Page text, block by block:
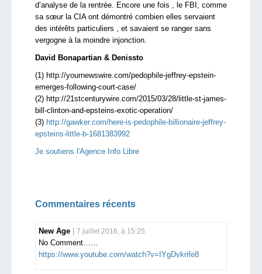
d’analyse de la rentrée. Encore une fois , le FBI, comme
sa sœur la CIA ont démontré combien elles servaient
des intérêts particuliers , et savaient se ranger sans
vergogne à la moindre injonction.
David Bonapartian & Denissto
(1) http://yournewswire.com/pedophile-jeffrey-epstein-
emerges-following-court-case/
(2) http://21stcenturywire.com/2015/03/28/little-st-james-
bill-clinton-and-epsteins-exotic-operation/
(3) http://gawker.com/here-is-pedophile-billionaire-jeffrey-
epsteins-little-b-1681383992
Je soutiens l'Agence Info Libre
Commentaires récents
New Age 7 juillet 2016, à 15:25
No Comment……
https://www.youtube.com/watch?v=IYgDvkrife8